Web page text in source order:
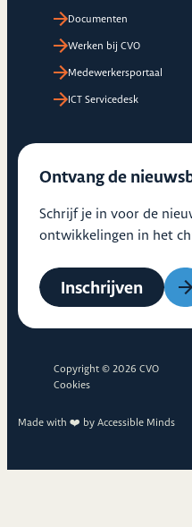
Documenten
Werken bij CVO
Medewerkersportaal
ICT Servicedesk
Ontvang de
Schrijf je in voor de
ontwikkelingen in het
Inschrijven
Copyright © 2026 CVO
Cookies
Made with ❤️ by Accessible Minds